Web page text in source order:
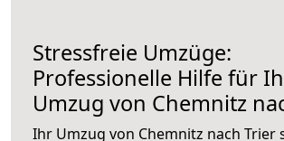
Stressfreie Umzüge:
Professionelle Hilfe für
Umzug von Chemnitz
Ihr Umzug von Chemnitz nach Trier